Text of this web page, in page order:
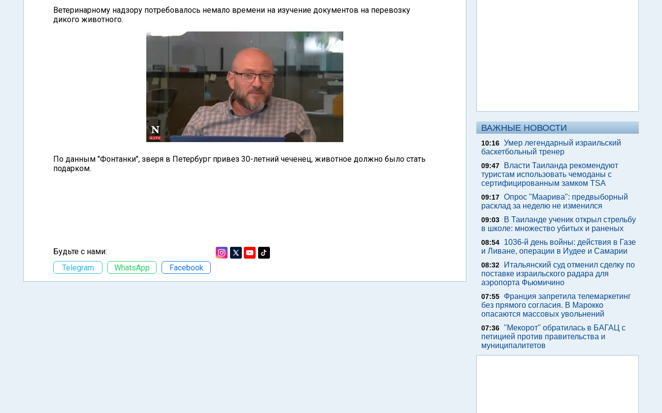
Ветеринарному надзору потребовалось немало времени на изучение документов на перевозку
дикого животного.
По данным "Фонтанки", зверя в Петербург привез 30-летний чеченец, животное должно было стать
подарком.
Будьте с нами:
Telegram
WhatsApp Facebook
ВАЖНЫЕ НОВОСТИ
10:16 Умер легендарный израильский
баскетбольный тренер
09:47
Власти Таиланда рекомендуют
туристам использовать чемоданы с
сертифицированным замком TSA
09:17 Опрос "Mаарива": предвыборный
расклад за неделю не изменился
09:03
В Таиланде ученик открыл стрельбу
в школе: множество убитых и раненых
08:54
1036-й день войны: действия в Газе
и Ливане, операции в Иудее и Самарии
08:32
Итальянский суд отменил сделку по
поставке израильского радара для
аэропорта Фьюмичино
07:55
Франция запретила телемаркетинг
без прямого согласия. В Марокко
опасаются массовых увольнений
07:36 "Мекорот" обратилась в БАГАЦ с
петицией против правительства и
муниципалитетов